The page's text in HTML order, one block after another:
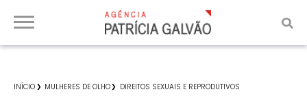
INÍCIO MULHERES DE OLHO DIREITOS SEXUAIS E REPRODUTIVOS